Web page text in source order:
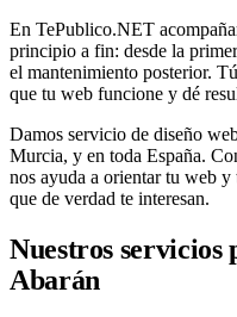
En TePublico.NET
principio a fin: desde la
el mantenimiento posterior.
que tu web funcione y dé
Damos servicio de diseño
Murcia, y en toda España.
nos ayuda a orientar tu web
que de verdad te interesan.
Nuestros servicios
Abarán